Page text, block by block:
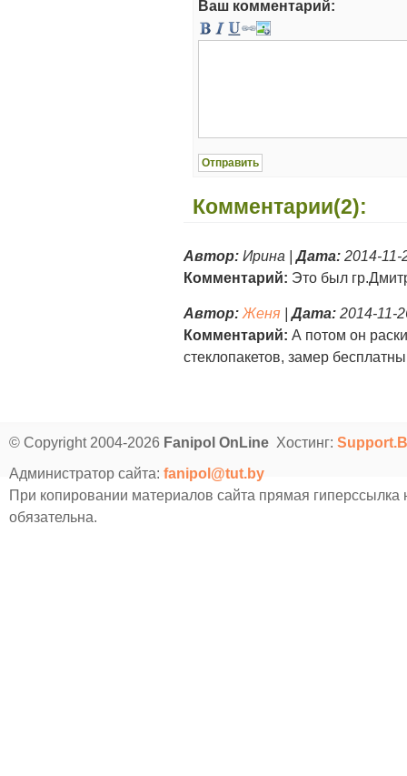
Ваш комментарий:
Комментарии(2):
Автор: Ирина |Дата: 2014-11-
Комментарий: Это был
Автор: Женя |Дата: 2014-11-
Комментарий: А потом он
стеклопакетов, замер
© Copyright 2004-2026 Fanipol OnLine Хостинг:
Администратор сайта: fanipol@tut.by
При копировании материалов сайта прямая гиперссылка
обязательна.